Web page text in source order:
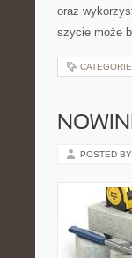
oraz
szycie może
POSTED